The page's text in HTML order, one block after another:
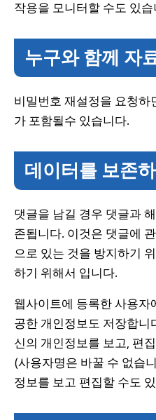
작용을 모니터할 수도 있습
누구와 함께 자
비밀번호 재설정을 요청하
가 포함될수 있습니다.
데이터를 보존
댓글을 남길 경우 댓글과
존됩니다. 이것은 댓글에
으로 있는 것을 방지하기
하기 위해서 입니다.
웹사이트에 등록한 사용자
공한 개인정보도 저장합니
신의 개인정보를 보고, 편
(사용자명은 바꿀 수 없습
정보를 보고 편집할 수도